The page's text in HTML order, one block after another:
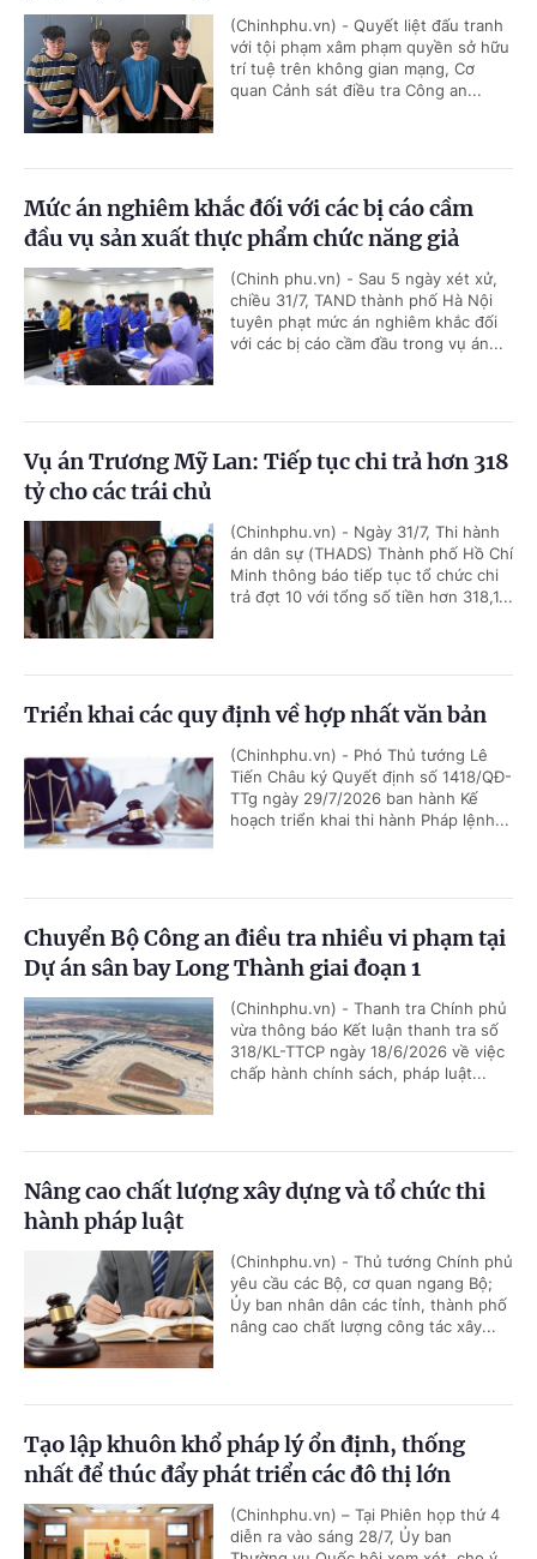
(Chinhphu.vn) - Quyết liệt đấu tranh
với tội phạm xâm phạm quyền sở hữu
trí tuệ trên không gian mạng, Cơ
quan Cảnh sát điều tra Công an...
Mức án nghiêm khắc đối với các bị cáo cầm
đầu vụ sản xuất thực phẩm chức năng giả
(Chinh phu.vn) - Sau 5 ngày xét xử,
chiều 31/7, TAND thành phố Hà Nội
tuyên phạt mức án nghiêm khắc đối
với các bị cáo cầm đầu trong vụ án...
Vụ án Trương Mỹ Lan: Tiếp tục chi trả hơn 318
tỷ cho các trái chủ
(Chinhphu.vn) - Ngày 31/7, Thi hành
án dân sự (THADS) Thành phố Hồ Chí
Minh thông báo tiếp tục tổ chức chi
trả đợt 10 với tổng số tiền hơn 318,1...
Triển khai các quy định về hợp nhất văn bản
(Chinhphu.vn) - Phó Thủ tướng Lê
Tiến Châu ký Quyết định số 1418/QĐ-
TTg ngày 29/7/2026 ban hành Kế
hoạch triển khai thi hành Pháp lệnh...
Chuyển Bộ Công an điều tra nhiều vi phạm tại
Dự án sân bay Long Thành giai đoạn 1
(Chinhphu.vn) - Thanh tra Chính phủ
vừa thông báo Kết luận thanh tra số
318/KL-TTCP ngày 18/6/2026 về việc
chấp hành chính sách, pháp luật...
Nâng cao chất lượng xây dựng và tổ chức thi
hành pháp luật
(Chinhphu.vn) - Thủ tướng Chính phủ
yêu cầu các Bộ, cơ quan ngang Bộ;
Ủy ban nhân dân các tỉnh, thành phố
nâng cao chất lượng công tác xây...
Tạo lập khuôn khổ pháp lý ổn định, thống
nhất để thúc đẩy phát triển các đô thị lớn
(Chinhphu.vn) – Tại Phiên họp thứ 4
diễn ra vào sáng 28/7, Ủy ban